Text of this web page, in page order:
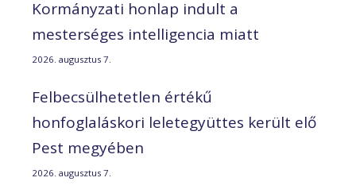
Kormányzati honlap indult a
mesterséges intelligencia miatt
2026. augusztus 7.
Felbecsülhetetlen értékű
honfoglaláskori leletegyüttes került elő
Pest megyében
2026. augusztus 7.